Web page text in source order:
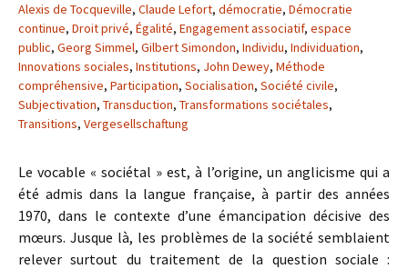
Alexis de Tocqueville, Claude Lefort, démocratie, Démocratie
continue, Droit privé, Égalité, Engagement associatif, espace
public, Georg Simmel, Gilbert Simondon, Individu, Individuation,
Innovations sociales, Institutions, John Dewey, Méthode
compréhensive, Participation, Socialisation, Société civile,
Subjectivation, Transduction, Transformations sociétales,
Transitions, Vergesellschaftung
Le vocable « sociétal » est, à l’origine, un anglicisme qui a
été admis dans la langue française, à partir des années
1970, dans le contexte d’une émancipation décisive des
mœurs. Jusque là, les problèmes de la société semblaient
relever surtout du traitement de la question sociale :